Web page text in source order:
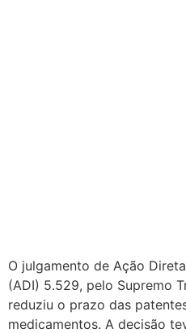
O julgamento de Ação
(ADI) 5.529, pelo Supremo
reduziu o prazo das
medicamentos. A decisão